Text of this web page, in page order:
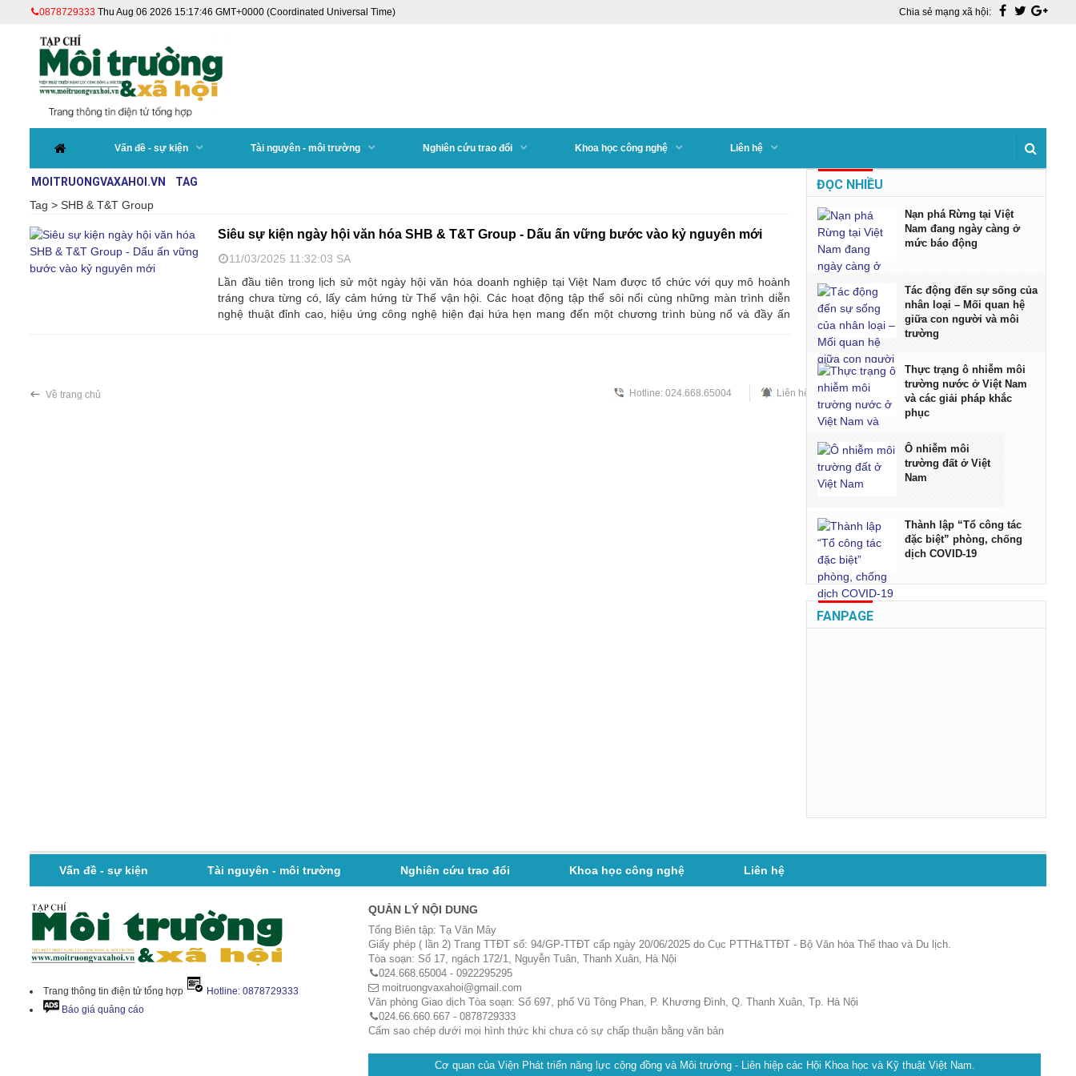
0878729333 Thu Aug 06 2026 15:17:46 GMT+0000 (Coordinated Universal Time) Chia sẻ mạng xã hội:
Vấn đề - sự kiện Tài nguyên - môi trường Nghiên cứu trao đổi Khoa học công nghệ Liên hệ
MOITRUONGVAXAHOI.VN
TAG
Tag > SHB & T&T Group
Siêu sự kiện ngày hội văn hóa SHB & T&T Group - Dấu ấn vững bước vào kỷ nguyên mới
11/03/2025 11:32:03 SA
Lần đầu tiên trong lịch sử một ngày hội văn hóa doanh nghiệp tại Việt Nam được tổ chức với quy mô hoành
tráng chưa từng có, lấy cảm hứng từ Thế vận hội. Các hoạt động tập thể sôi nổi cùng những màn trình diễn
nghệ thuật đỉnh cao, hiệu ứng công nghệ hiện đại hứa hẹn mang đến một chương trình bùng nổ và đầy ấn
ĐỌC NHIỀU
Nạn phá Rừng tại Việt
Nam đang ngày càng ở
mức báo động
Tác động đến sự sống của
nhân loại – Mối quan hệ
giữa con người và môi
trường
Thực trạng ô nhiễm môi
trường nước ở Việt Nam
và các giải pháp khắc
phục
Ô nhiễm môi
trường đất ở Việt
Nam
Thành lập “Tổ công tác
đặc biệt” phòng, chống
dịch COVID-19
FANPAGE
Về trang chủ Hotline: 024.668.65004 Liên hệ quảng cáo RSS Lên đầu trang
Vấn đề - sự kiện Tài nguyên - môi trường Nghiên cứu trao đổi Khoa học công nghệ Liên hệ
Trang thông tin điện tử tổng hợp
Hotline: 0878729333
Báo giá quảng cáo
QUẢN LÝ NỘI DUNG
Tổng Biên tập: Tạ Văn Mây
Giấy phép ( lần 2) Trang TTĐT số: 94/GP-TTĐT cấp ngày 20/06/2025 do Cục PTTH&TTĐT - Bộ Văn hóa Thể thao và Du lịch.
Tòa soạn: Số 17, ngách 172/1, Nguyễn Tuân, Thanh Xuân, Hà Nội
024.668.65004 - 0922295295
moitruongvaxahoi@gmail.com
Văn phòng Giao dịch Tòa soạn: Số 697, phố Vũ Tông Phan, P. Khương Đình, Q. Thanh Xuân, Tp. Hà Nội
024.66.660.667 - 0878729333
Cấm sao chép dưới mọi hình thức khi chưa có sự chấp thuận bằng văn bản
Cơ quan của Viện Phát triển năng lực cộng đồng và Môi trường - Liên hiệp các Hội Khoa học và Kỹ thuật Việt Nam.